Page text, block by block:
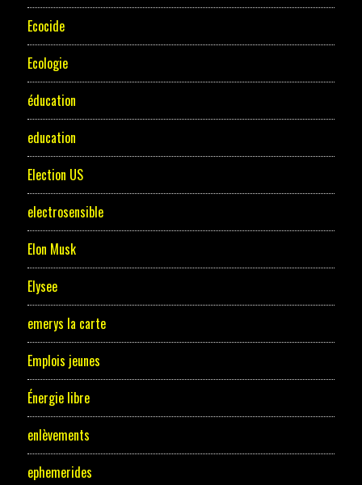
Ecocide
Ecologie
éducation
education
Election US
electrosensible
Elon Musk
Elysee
emerys la carte
Emplois jeunes
Énergie libre
enlèvements
ephemerides